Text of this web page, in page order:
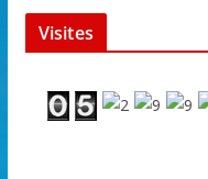
Visites